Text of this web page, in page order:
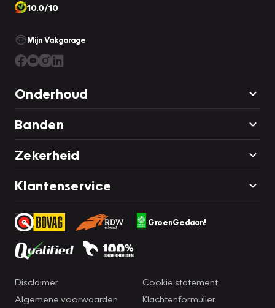
10.0/10
Mijn Vakgarage
Onderhoud
Banden
Zekerheid
Klantenservice
GroenGedaan!
Disclaimer
Algemene voorwaarden
Cookie statement
Klachtenformulier